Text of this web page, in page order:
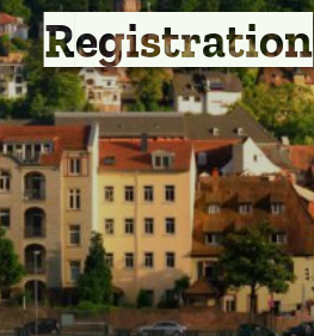
Registration